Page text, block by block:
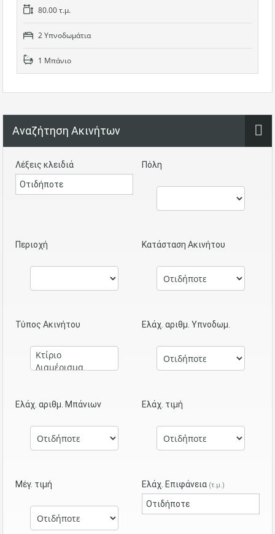
80.00 τ.μ.
2 Υπνοδωμάτια
1 Μπάνιο
Αναζήτηση Ακινήτων
Λέξεις κλειδιά Πόλη
Περιοχή Κατάσταση Ακινήτου
Τύπος Ακινήτου Ελάχ. αριθμ. Υπνοδωμ.
Ελάχ. αριθμ. Μπάνιων Ελάχ. τιμή
Μέγ. τιμή Ελάχ. Επιφάνεια (τ.μ.)